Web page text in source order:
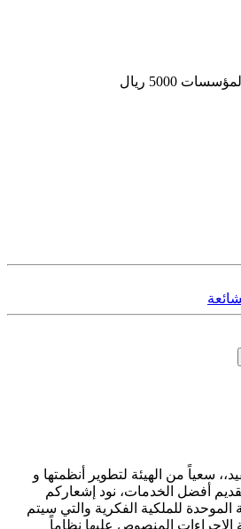
سعياً من الهيئة لتطوير أنظمتها و
أفضل الخدمات، نود إشعاركم
الموحدة للملكية الفكرية والتي سيتم
الإجراءات المنصوص عليها نظاماً